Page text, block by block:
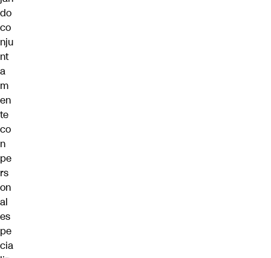
do
co
nju
nt
a
m
en
te
co
n
pe
rs
on
al
es
pe
cia